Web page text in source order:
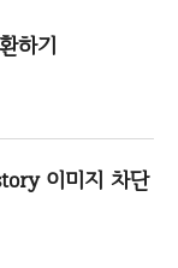
하기
이미지 차단